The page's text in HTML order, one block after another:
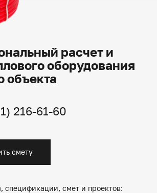
расчет и
оборудования
объекта
216-61-60
смету
спецификации, смет и проектов: